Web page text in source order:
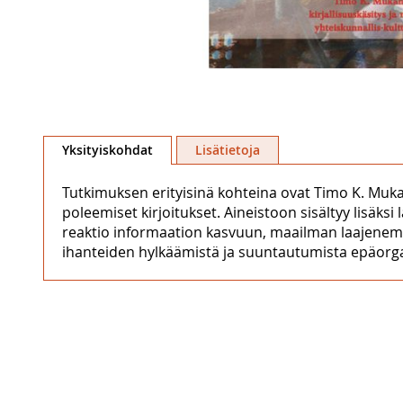
to
the
images
gallery
Yksityiskohdat
Tutkimuksen erityisinä kohteina ovat Timo K.
poleemiset kirjoitukset. Aineistoon sisältyy
reaktio informaation kasvuun, maailman
ihanteiden hylkäämistä ja suuntautumista
Lisätietoja